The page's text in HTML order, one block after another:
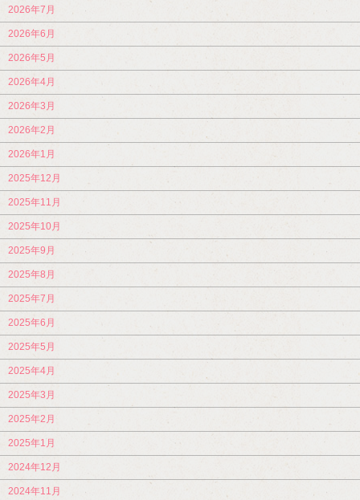
2026年7月
2026年6月
2026年5月
2026年4月
2026年3月
2026年2月
2026年1月
2025年12月
2025年11月
2025年10月
2025年9月
2025年8月
2025年7月
2025年6月
2025年5月
2025年4月
2025年3月
2025年2月
2025年1月
2024年12月
2024年11月